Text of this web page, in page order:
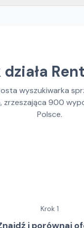
działa
wyszukiwarka
zrzeszająca 900
Polsce.
Krok 1
i porównaj